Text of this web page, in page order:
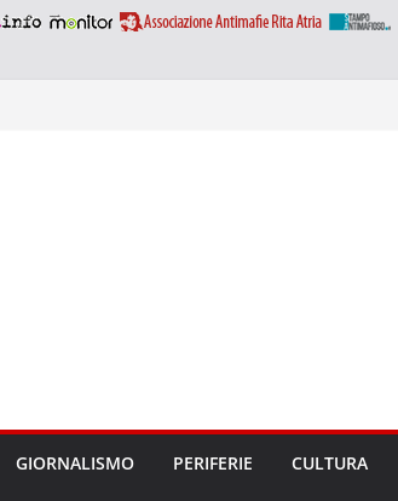
GIORNALISMO PERIFERIE CULTURA